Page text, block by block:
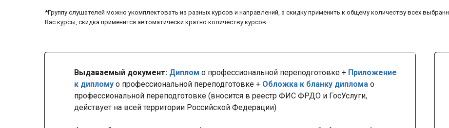
*Группу слушателей можно укомплектовать из разных курсов и направлений, а скидку применить к общему количеству всех
Вас курсы, скидка применится автоматически кратно количеству курсов.
Выдаваемый документ: Диплом о профессиональной переподготовке + Приложение
к диплому о профессиональной переподготовке + Обложка к бланку диплома о
профессиональной переподготовке (вносится в реестр ФИС ФРДО и ГосУслуги,
действует на всей территории Российской Федерации)